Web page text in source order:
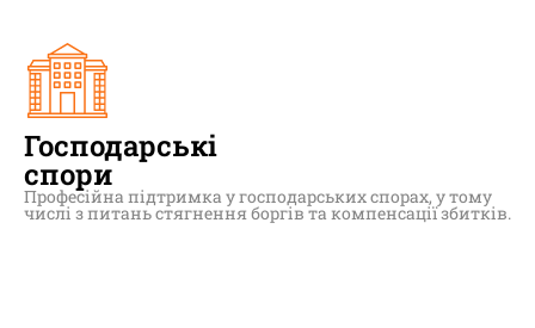
Господарські
спори
Професійна підтримка у господарських спорах, у тому
числі з питань стягнення боргів та компенсації збитків.